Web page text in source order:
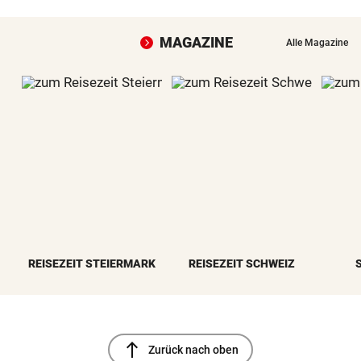
MAGAZINE Alle Magazine
REISEZEIT STEIERMARK REISEZEIT SCHWEIZ
north Zurück nach oben